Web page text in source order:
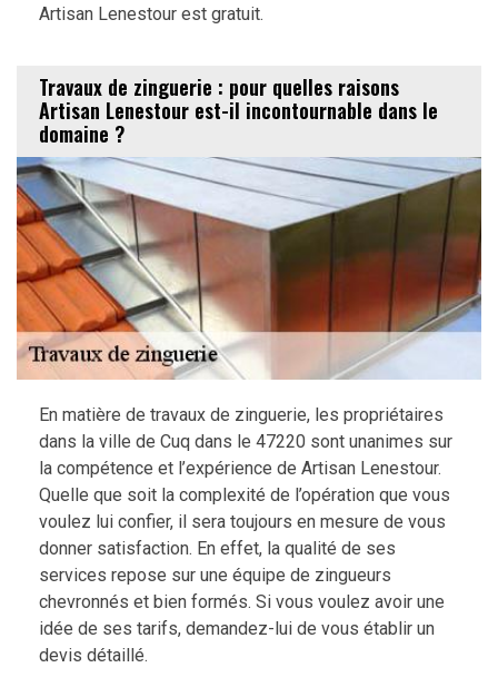
Artisan Lenestour est gratuit.
Travaux de zinguerie : pour quelles raisons
Artisan Lenestour est-il incontournable dans le
domaine ?
En matière de travaux de zinguerie, les propriétaires
dans la ville de Cuq dans le 47220 sont unanimes sur
la compétence et l’expérience de Artisan Lenestour.
Quelle que soit la complexité de l’opération que vous
voulez lui confier, il sera toujours en mesure de vous
donner satisfaction. En effet, la qualité de ses
services repose sur une équipe de zingueurs
chevronnés et bien formés. Si vous voulez avoir une
idée de ses tarifs, demandez-lui de vous établir un
devis détaillé.